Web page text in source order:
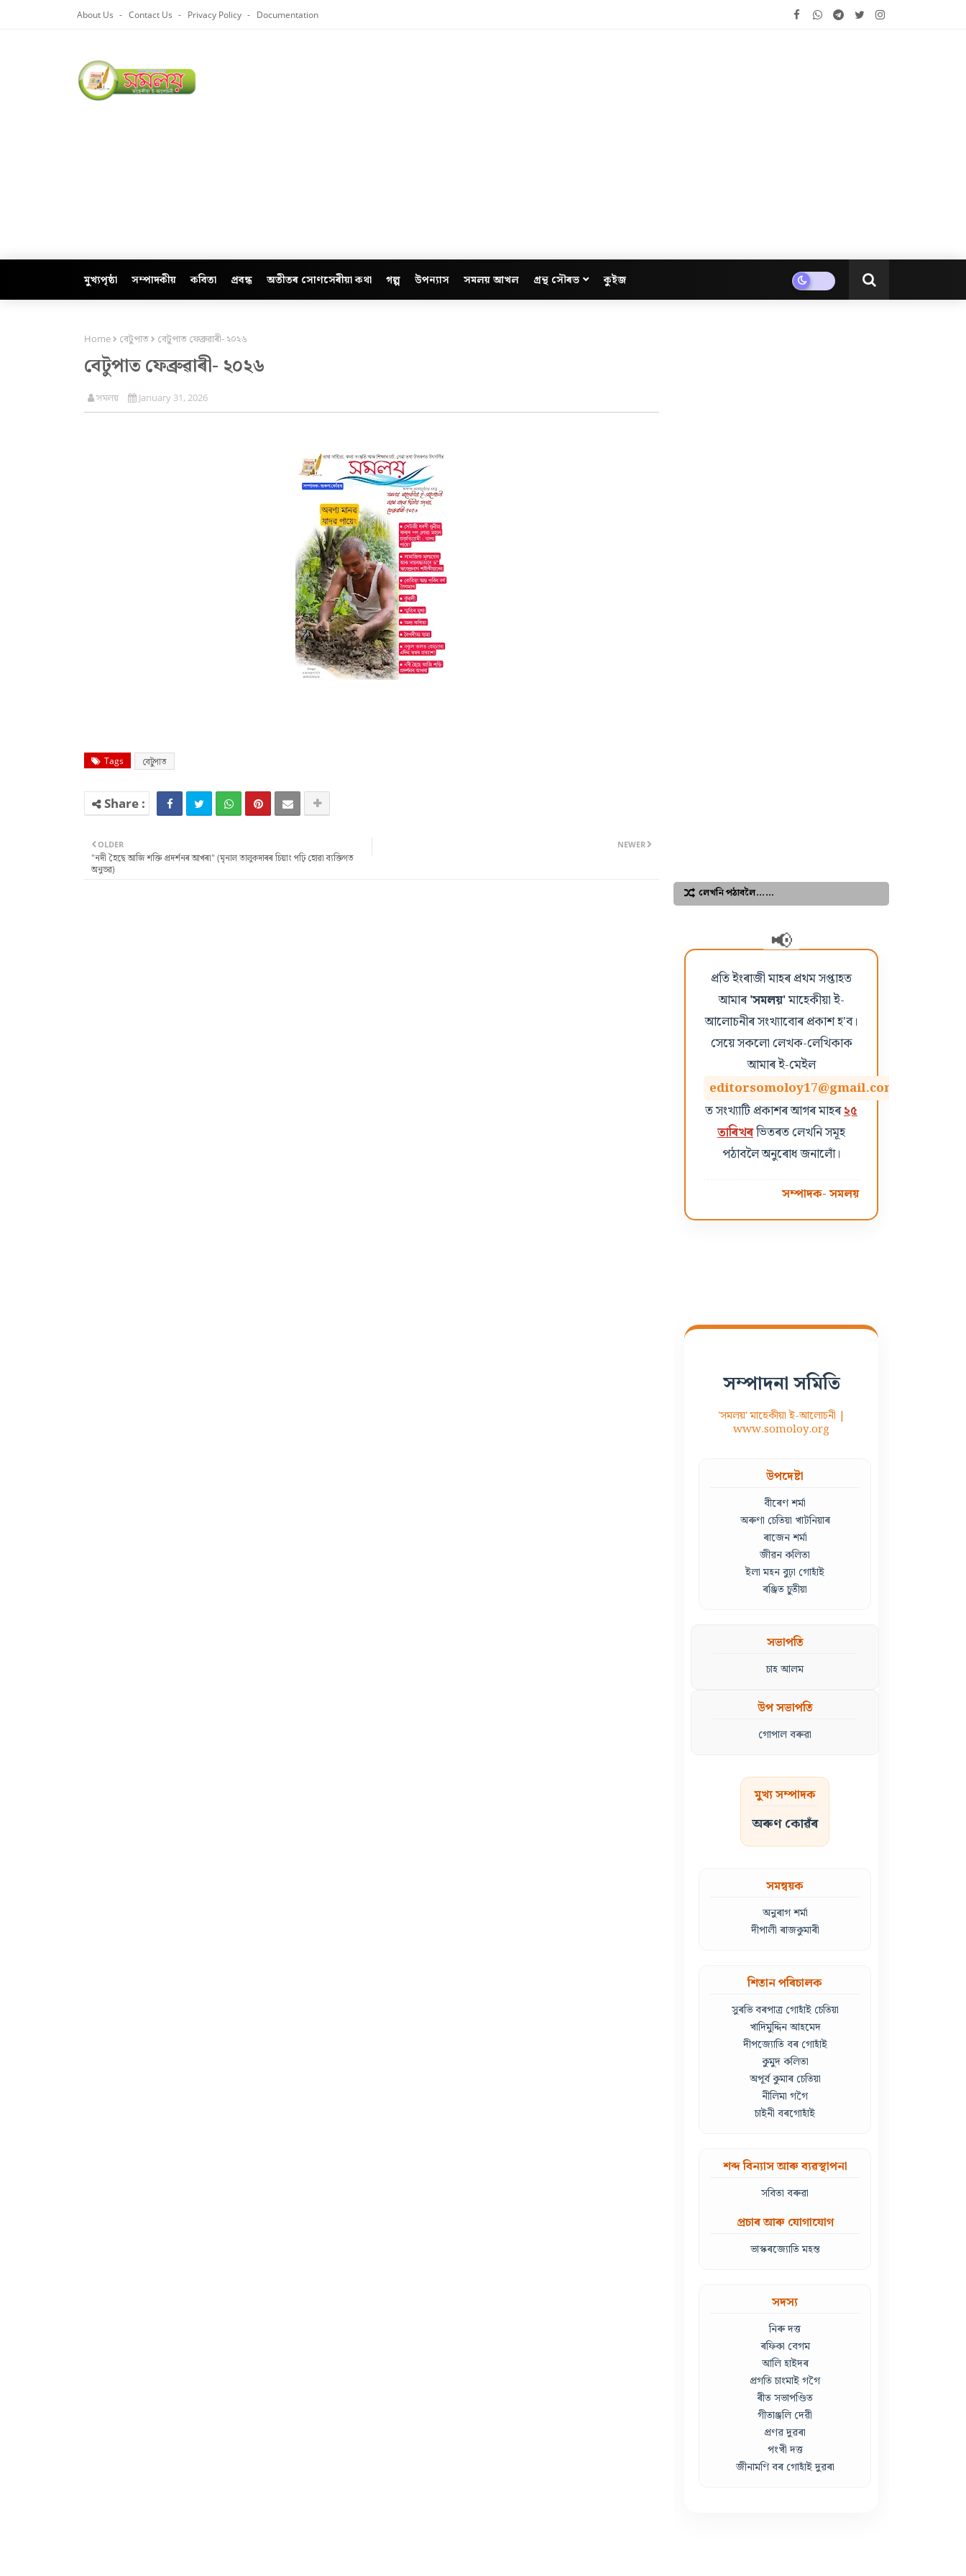
About Us Contact Us Privacy Policy Documentation
মুখ্যপৃষ্ঠা সম্পাদকীয় কবিতা প্ৰবন্ধ অতীতৰ সোণসেৰীয়া কথা গল্প উপন্যাস সমলয় আখল গ্ৰন্থ সৌৰভ কুইজ
Home বেটুপাত বেটুপাত ফেব্ৰুৱাৰী- ২০২৬
বেটুপাত ফেব্ৰুৱাৰী- ২০২৬
সমলয় January 31, 2026
Tags বেটুপাত
NEWER
OLDER
"নদী হৈছে আজি শক্তি প্ৰদৰ্শনৰ আখৰা" (মৃনাল তালুকদাৰৰ চিয়াং পঢ়ি হোৱা ব্যক্তিগত
অনুভৱ)
লেখনি পঠাবলৈ……
প্ৰতি ইংৰাজী মাহৰ প্ৰথম সপ্তাহত
আমাৰ'সমলয়'মাহেকীয়া ই-
আলোচনীৰ সংখ্যাবোৰ প্ৰকাশ হ'ব।
সেয়ে সকলো লেখক-লেখিকাক
আমাৰ ই-মেইল
editorsomoloy17@gmail.com
ত সংখ্যাটি প্ৰকাশৰ আগৰ মাহৰ২৫
তাৰিখৰভিতৰত লেখনি সমূহ
পঠাবলৈ অনুৰোধ জনালোঁ।
সম্পাদক- সমলয়
সম্পাদনা সমিতি
'সমলয়' মাহেকীয়া ই-আলোচনী |
www.somoloy.org
উপদেষ্টা
বীৰেণ শৰ্মা
অৰুণা চেতিয়া খাটনিয়াৰ
ৰাজেন শৰ্মা
জীৱন কলিতা
ইলা মহন বুঢ়া গোহাঁই
ৰঞ্জিত চুতীয়া
সভাপতি
চাহ আলম
উপ সভাপতি
গোপাল বৰুৱা
মুখ্য সম্পাদক
অৰুণ কোৱঁৰ
সমন্বয়ক
অনুৰাগ শৰ্মা
দীপালী ৰাজকুমাৰী
শিতান পৰিচালক
সুৰভি বৰপাত্ৰ গোহাঁই চেতিয়া
খাদিমুদ্দিন আহমেদ
দীপজ্যোতি বৰ গোহাঁই
কুমুদ কলিতা
অপূৰ্ব কুমাৰ চেতিয়া
নীলিমা গগৈ
চাইনী বৰগোহাঁই
শব্দ বিন্যাস আৰু ব্যৱস্থাপনা
সবিতা বৰুৱা
প্ৰচাৰ আৰু যোগাযোগ
ভাস্কৰজ্যোতি মহন্ত
সদস্য
নিৰু দত্ত
ৰফিকা বেগম
আলি হাইদৰ
প্ৰগতি চাংমাই গগৈ
ৰীত সভাপণ্ডিত
গীতাঞ্জলি দেৱী
প্ৰণৱ দুৱৰা
পংখী দত্ত
জীনামণি বৰ গোহাঁই দুৱৰা